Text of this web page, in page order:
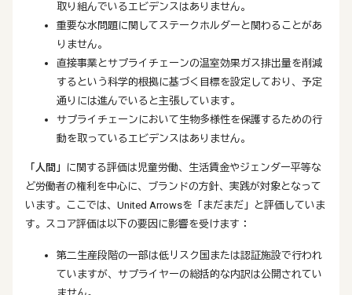
取り組んでいるエビデンスはありません。
重要な水問題に関してステークホルダーと関わることがあ
りません。
直接事業とサプライチェーンの温室効果ガス排出量を削減
するという科学的根拠に基づく目標を設定しており、予定
通りには進んでいると主張しています。
サプライチェーンにおいて生物多様性を保護するための行
動を取っているエビデンスはありません。
「人間」
に関する評価は児童労働、生活賃金やジェンダー平等な
ど労働者の権利を中心に、ブランドの方針、実践が対象となって
います。ここでは、United Arrowsを「まだまだ」と評価していま
す。スコア評価は以下の要因に影響を受けます：
第二生産段階の一部は低リスク国または認証施設で行われ
ていますが、サプライヤーの総括的な内訳は公開されてい